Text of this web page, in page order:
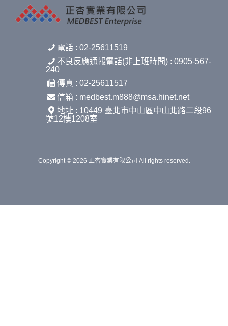
電話 : 02-25611519
不良反應通報電話(非上班時間) : 0905-567-
240
傳真 : 02-25611517
信箱 : medbest.m888@msa.hinet.net
地址 : 10449 臺北市中山區中山北路二段96
號12樓1208室
Copyright © 2026 正杏實業有限公司 All rights reserved.